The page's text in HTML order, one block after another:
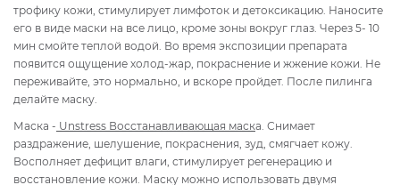
трофику кожи, стимулирует лимфоток и детоксикацию. Наносите
его в виде маски на все лицо, кроме зоны вокруг глаз. Через 5- 10
мин смойте теплой водой. Во время экспозиции препарата
появится ощущение холод-жар, покраснение и жжение кожи. Не
переживайте, это нормально, и вскоре пройдет. После пилинга
делайте маску.
Маска - Unstress Восстанавливающая маска. Снимает
раздражение, шелушение, покраснения, зуд, смягчает кожу.
Восполняет дефицит влаги, стимулирует регенерацию и
восстановление кожи. Маску можно использовать двумя